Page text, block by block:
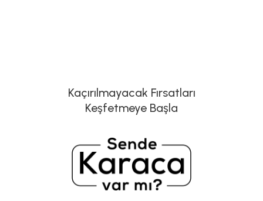
Kaçırılmayacak Fırsatları
Keşfetmeye Başla